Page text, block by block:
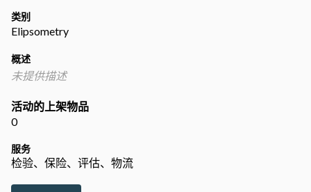
类别
Elipsometry
概述
未提供描述
活动的上架物品
0
服务
检验、保险、评估、物流